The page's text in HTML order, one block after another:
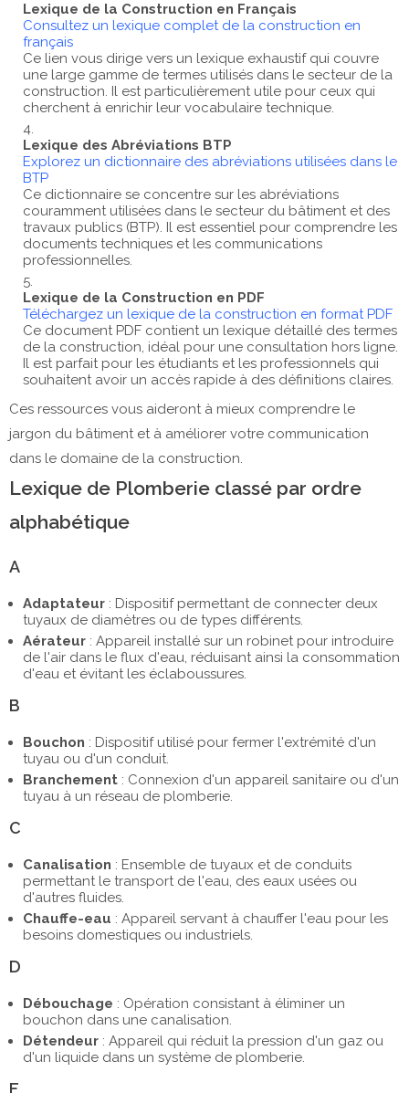
Lexique de la Construction en Français
Consultez un lexique complet de la construction en
français
Ce lien vous dirige vers un lexique exhaustif qui couvre
une large gamme de termes utilisés dans le secteur de la
construction. Il est particulièrement utile pour ceux qui
cherchent à enrichir leur vocabulaire technique.
Lexique des Abréviations BTP
Explorez un dictionnaire des abréviations utilisées dans le
BTP
Ce dictionnaire se concentre sur les abréviations
couramment utilisées dans le secteur du bâtiment et des
travaux publics (BTP). Il est essentiel pour comprendre les
documents techniques et les communications
professionnelles.
Lexique de la Construction en PDF
Téléchargez un lexique de la construction en format PDF
Ce document PDF contient un lexique détaillé des termes
de la construction, idéal pour une consultation hors ligne.
Il est parfait pour les étudiants et les professionnels qui
souhaitent avoir un accès rapide à des définitions claires.
Ces ressources vous aideront à mieux comprendre le
jargon du bâtiment et à améliorer votre communication
dans le domaine de la construction.
Lexique de Plomberie classé par ordre
alphabétique
A
Adaptateur : Dispositif permettant de connecter deux
tuyaux de diamètres ou de types différents.
Aérateur : Appareil installé sur un robinet pour introduire
de l'air dans le flux d'eau, réduisant ainsi la consommation
d'eau et évitant les éclaboussures.
B
Bouchon : Dispositif utilisé pour fermer l'extrémité d'un
tuyau ou d'un conduit.
Branchement : Connexion d'un appareil sanitaire ou d'un
tuyau à un réseau de plomberie.
C
Canalisation : Ensemble de tuyaux et de conduits
permettant le transport de l'eau, des eaux usées ou
d'autres fluides.
Chauffe-eau : Appareil servant à chauffer l'eau pour les
besoins domestiques ou industriels.
D
Débouchage : Opération consistant à éliminer un
bouchon dans une canalisation.
Détendeur : Appareil qui réduit la pression d'un gaz ou
d'un liquide dans un système de plomberie.
E